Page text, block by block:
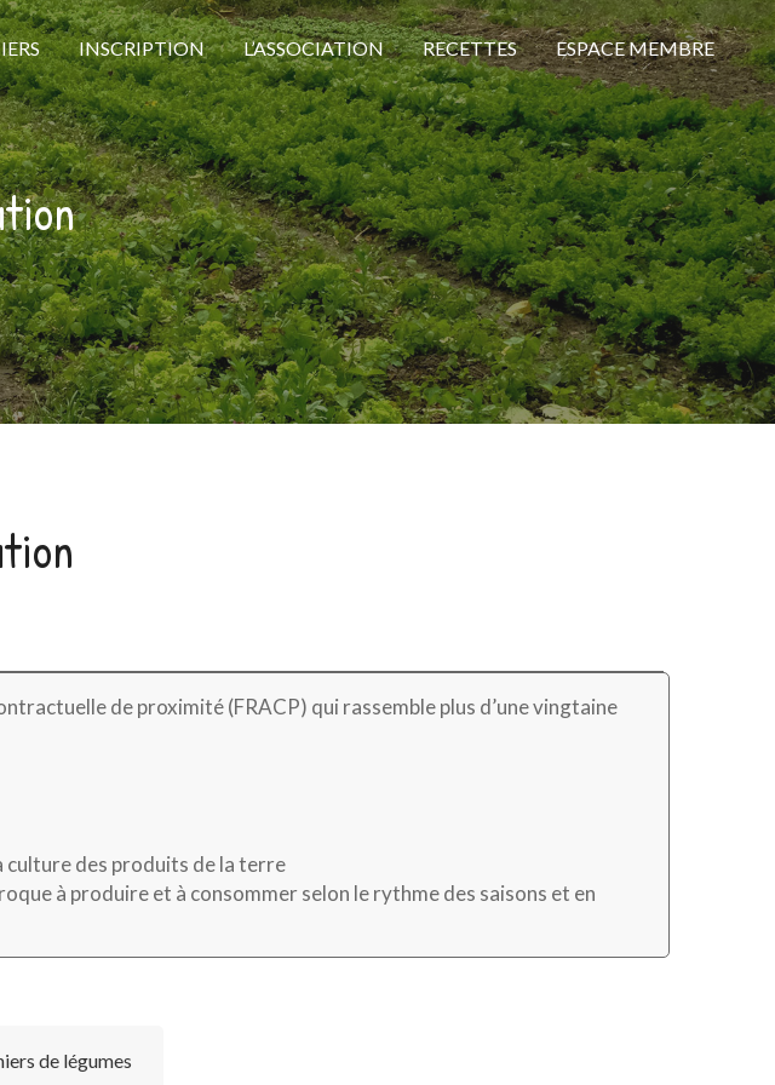
INSCRIPTION L’ASSOCIATION RECETTES ESPACE MEMBRE
de proximité (FRACP) qui rassemble plus d’une vingtaine
culture des produits de la terre
à produire et à consommer selon le rythme des saisons et en
de légumes